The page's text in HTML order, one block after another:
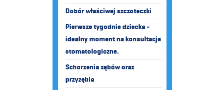
Dobór właściwej szczoteczki
Pierwsze tygodnie dziecka -
idealny moment na konsultacje
stomatologiczne.
Schorzenia zębów oraz
przyzębia